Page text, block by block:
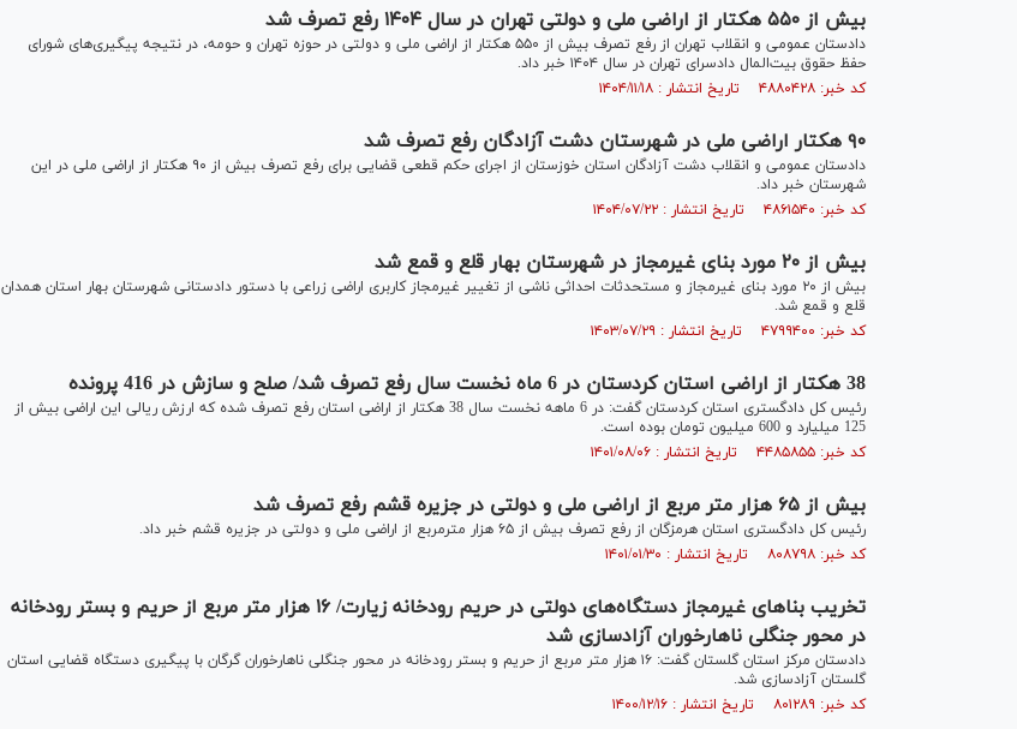
بیش از ۵۵۰ هکتار از اراضی ملی و دولتی تهران در سال ۱۴۰۴ رفع تصرف شد
دادستان عمومی و انقلاب تهران از رفع تصرف بیش از ۵۵۰ هکتار از اراضی ملی و دولتی در حوزه تهران و حومه، در نتیجه پیگیری‌های شورای
حفظ حقوق بیت‌المال دادسرای تهران در سال ۱۴۰۴ خبر داد.
کد خبر: ۴۸۸۰۴۲۸ تاریخ انتشار : ۱۴۰۴/۱۱/۱۸
۹۰ هکتار اراضی ملی در شهرستان دشت آزادگان رفع تصرف شد
دادستان عمومی و انقلاب دشت آزادگان استان خوزستان از اجرای حکم قطعی قضایی برای رفع تصرف بیش از ۹۰ هکتار از اراضی ملی در این
شهرستان خبر داد.
کد خبر: ۴۸۶۱۵۴۰ تاریخ انتشار : ۱۴۰۴/۰۷/۲۲
بیش از ۲۰ مورد بنای غیرمجاز در شهرستان بهار قلع و قمع شد
بیش از ۲۰ مورد بنای غیرمجاز و مستحدثات احداثی ناشی از تغییر غیرمجاز کاربری اراضی زراعی با دستور دادستانی شهرستان بهار استان همدان
قلع و قمع شد.
کد خبر: ۴۷۹۹۴۰۰ تاریخ انتشار : ۱۴۰۳/۰۷/۲۹
38 هکتار از اراضی استان کردستان در 6 ماه نخست سال رفع تصرف شد/ صلح و سازش در 416 پرونده
رئیس کل دادگستری استان کردستان گفت: در 6 ماهه نخست سال 38 هکتار از اراضی استان رفع تصرف شده که ارزش ریالی این اراضی بیش از
125 میلیارد و 600 میلیون تومان بوده است.
کد خبر: ۴۴۸۵۸۵۵ تاریخ انتشار : ۱۴۰۱/۰۸/۰۶
بیش از ۶۵ هزار متر مربع از اراضی ملی و دولتی در جزیره قشم رفع تصرف شد
رئیس کل دادگستری استان هرمزگان از رفع تصرف بیش از ۶۵ هزار مترمربع از اراضی ملی و دولتی در جزیره قشم خبر داد.
کد خبر: ۸۰۸۷۹۸ تاریخ انتشار : ۱۴۰۱/۰۱/۳۰
تخریب بنا‌های غیرمجاز دستگاه‌های دولتی در حریم رودخانه زیارت/ ۱۶ هزار متر مربع از حریم و بستر رودخانه
در محور جنگلی ناهارخوران آزادسازی شد
دادستان مرکز استان گلستان گفت: ۱۶ هزار متر مربع از حریم و بستر رودخانه در محور جنگلی ناهارخوران گرگان با پیگیری دستگاه قضایی استان
گلستان آزادسازی شد.
کد خبر: ۸۰۱۲۸۹ تاریخ انتشار : ۱۴۰۰/۱۲/۱۶